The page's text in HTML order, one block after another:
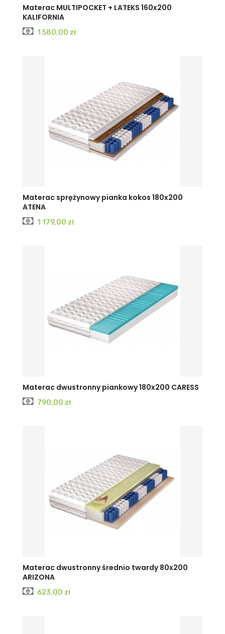
Materac MULTIPOCKET + LATEKS 160x200
KALIFORNIA
Cena
1 580,00 zł
Materac sprężynowy pianka kokos 180x200
ATENA
Cena
1 179,00 zł
Materac dwustronny piankowy 180x200 CARESS
Cena
790,00 zł
Materac dwustronny średnio twardy 80x200
ARIZONA
Cena
623,00 zł